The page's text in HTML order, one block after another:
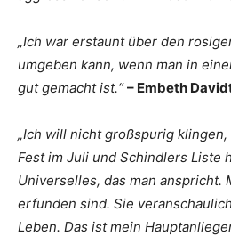
„Ich war erstaunt über den
umgeben kann, wenn man in
gut gemacht ist.“– Embeth
„Ich will nicht großspurig klingen,
Fest im Juli und Schindlers Liste
Universelles, das man anspricht.
erfunden sind. Sie
Leben. Das ist mein